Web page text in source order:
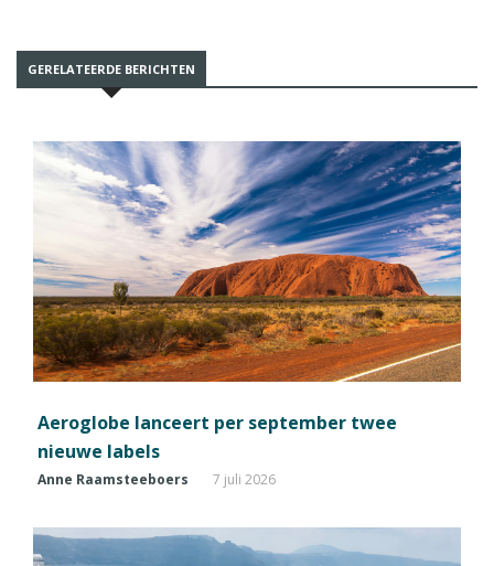
GERELATEERDE BERICHTEN
Aeroglobe lanceert per september twee
nieuwe labels
Anne Raamsteeboers 7 juli 2026